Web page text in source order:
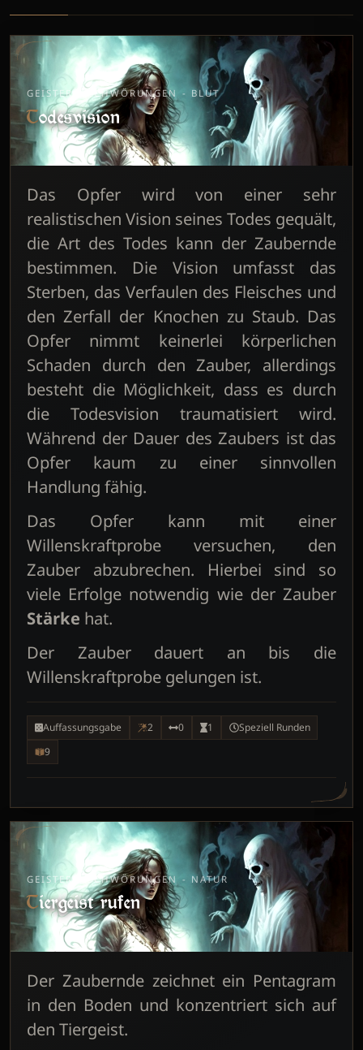
GEISTERBESCHWÖRUNGEN - BLUT
Todesvision
Das Opfer wird von einer sehr
realistischen Vision seines Todes gequält,
die Art des Todes kann der Zaubernde
bestimmen. Die Vision umfasst das
Sterben, das Verfaulen des Fleisches und
den Zerfall der Knochen zu Staub. Das
Opfer nimmt keinerlei körperlichen
Schaden durch den Zauber, allerdings
besteht die Möglichkeit, dass es durch
die Todesvision traumatisiert wird.
Während der Dauer des Zaubers ist das
Opfer kaum zu einer sinnvollen
Handlung fähig.
Das Opfer kann mit einer
Willenskraftprobe versuchen, den
Zauber abzubrechen. Hierbei sind so
viele Erfolge notwendig wie der Zauber
Stärke hat.
Der Zauber dauert an bis die
Willenskraftprobe gelungen ist.
Auffassungsgabe 2 0 1
Speziell Runden
9
GEISTERBESCHWÖRUNGEN - NATUR
Tiergeist rufen
Der Zaubernde zeichnet ein Pentagram
in den Boden und konzentriert sich auf
den Tiergeist.